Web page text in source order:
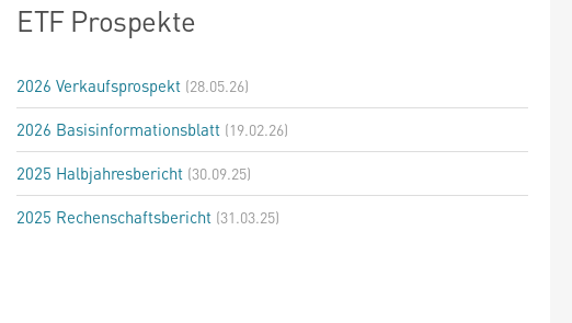
ETF Prospekte
2026 Verkaufsprospekt (28.05.26)
2026 Basisinformationsblatt (19.02.26)
2025 Halbjahresbericht (30.09.25)
2025 Rechenschaftsbericht (31.03.25)